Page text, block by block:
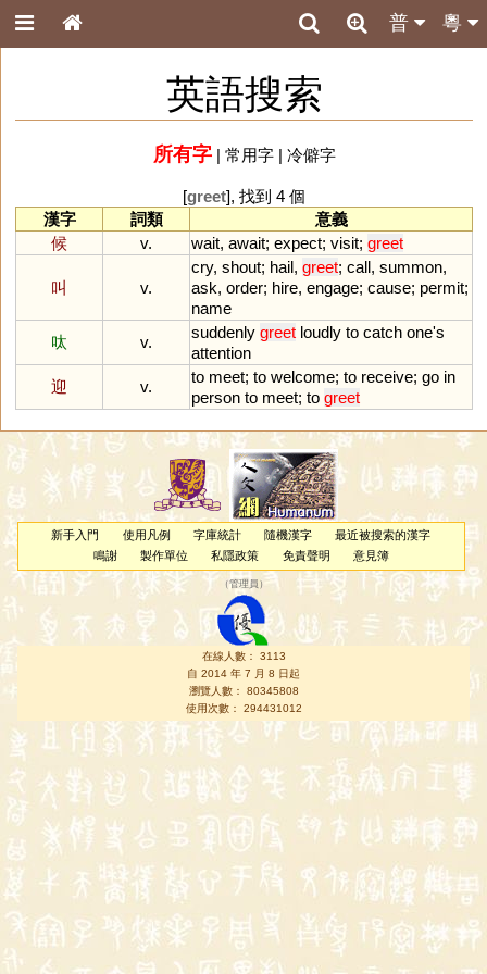
粵
普
英語搜索
所有字| 常用字| 冷僻字
[greet], 找到 4 個
漢字
詞類
意義
候
v. wait, await; expect; visit; greet
叫 v.
cry, shout; hail, greet; call, summon,
ask, order; hire, engage; cause; permit;
name
呔
v.
suddenly greet loudly to catch one's
attention
迎
v.
to meet; to welcome; to receive; go in
person to meet; to greet
新手入門 使用凡例 字庫統計 隨機漢字
最近被搜索的漢字
鳴謝
製作單位 私隱政策 免責聲明 意見簿
（管理員 ）
在線人數： 3113
自 2014 年 7 月 8 日起
瀏覽人數： 80345808
使用次數： 294431012